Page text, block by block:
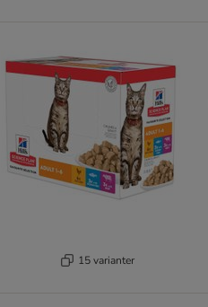
15 varianter